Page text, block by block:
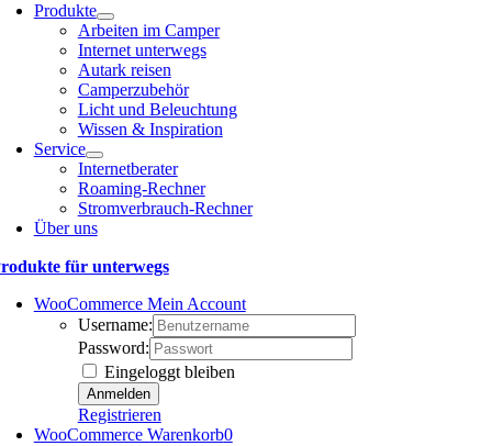
Produkte
Arbeiten im Camper
Internet unterwegs
Autark reisen
Camperzubehör
Licht und Beleuchtung
Wissen & Inspiration
Service
Internetberater
Roaming-Rechner
Stromverbrauch-Rechner
Über uns
für unterwegs
WooCommerce Mein Account
Username:
Password:
Eingeloggt bleiben
Registrieren
WooCommerce Warenkorb0